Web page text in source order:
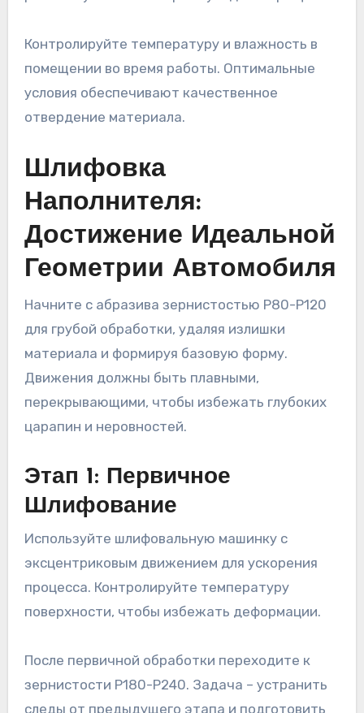
Контролируйте температуру и влажность в
помещении во время работы. Оптимальные
условия обеспечивают качественное
отвердение материала.
Шлифовка
Наполнителя:
Достижение Идеальной
Геометрии Автомобиля
Начните с абразива зернистостью P80-P120
для грубой обработки, удаляя излишки
материала и формируя базовую форму.
Движения должны быть плавными,
перекрывающими, чтобы избежать глубоких
царапин и неровностей.
Этап 1: Первичное
Шлифование
Используйте шлифовальную машинку с
эксцентриковым движением для ускорения
процесса. Контролируйте температуру
поверхности, чтобы избежать деформации.
После первичной обработки переходите к
зернистости P180-P240. Задача – устранить
следы от предыдущего этапа и подготовить